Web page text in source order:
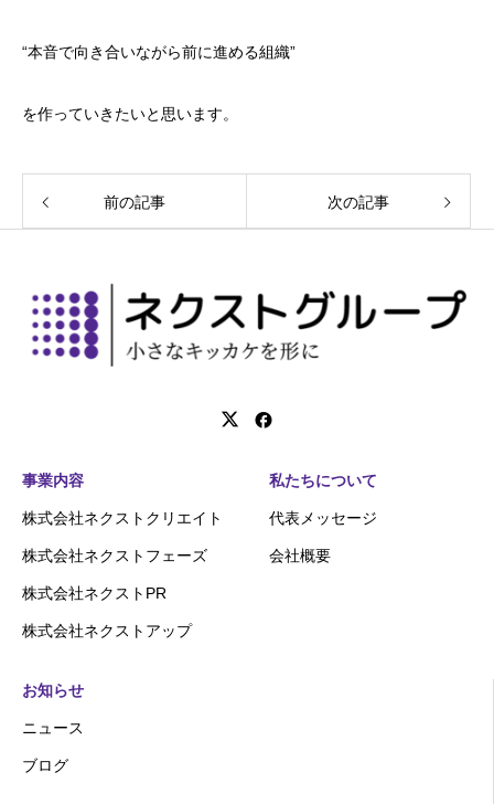
“本音で向き合いながら前に進める組織”
を作っていきたいと思います。
前の記事 次の記事
事業内容
株式会社ネクストクリエイト
株式会社ネクストフェーズ
株式会社ネクストPR
株式会社ネクストアップ
私たちについて
代表メッセージ
会社概要
お知らせ
ニュース
ブログ